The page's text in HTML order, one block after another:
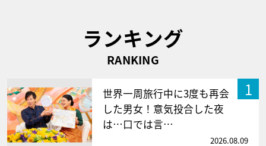
ランキング
RANKING
1
世界一周旅行中に3度も再会
した男女！意気投合した夜
は…口では言…
2026.08.09